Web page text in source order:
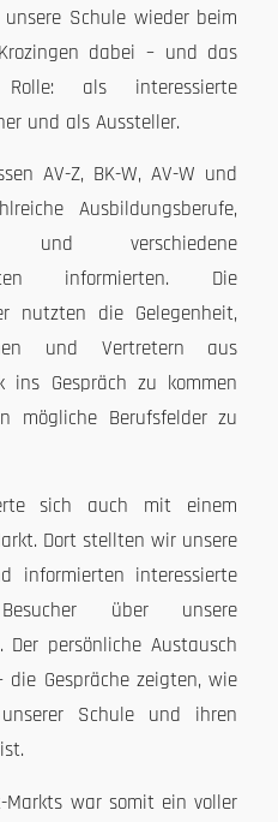
Schule wieder beim
dabei – und das
als interessierte
und als Aussteller.
AV-Z, BK-W, AV-W und
Ausbildungsberufe,
und verschiedene
informierten. Die
nutzten die Gelegenheit,
und Vertretern aus
ins Gespräch zu kommen
mögliche Berufsfelder zu
sich auch mit einem
Dort stellten wir unsere
informierten interessierte
über unsere
Der persönliche Austausch
Gespräche zeigten, wie
Schule und ihren
Markts war somit ein voller